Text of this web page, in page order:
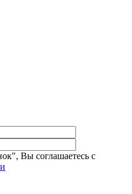
Вы соглашаетесь с